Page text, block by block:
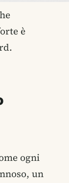
è
ogni
un